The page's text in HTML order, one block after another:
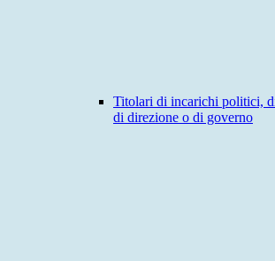
Titolari di incarichi politici,
di direzione o di governo